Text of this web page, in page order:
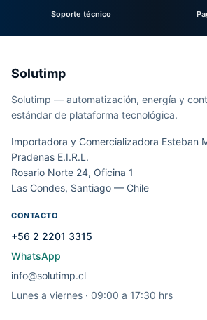
Soporte técnico
Solutimp
Solutimp — automatización, energía y
estándar de plataforma tecnológica.
Importadora y Comercializadora Esteban
Pradenas E.I.R.L.
Rosario Norte 24, Oficina 1
Las Condes, Santiago — Chile
CONTACTO
+56 2 2201 3315
WhatsApp
info@solutimp.cl
Lunes a viernes · 09:00 a 17:30 hrs